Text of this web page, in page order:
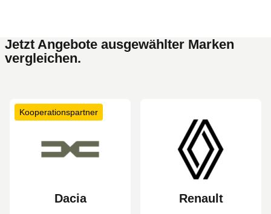
Jetzt Angebote ausgewählter Marken
vergleichen.
Dacia
Kooperationspartner
Renault